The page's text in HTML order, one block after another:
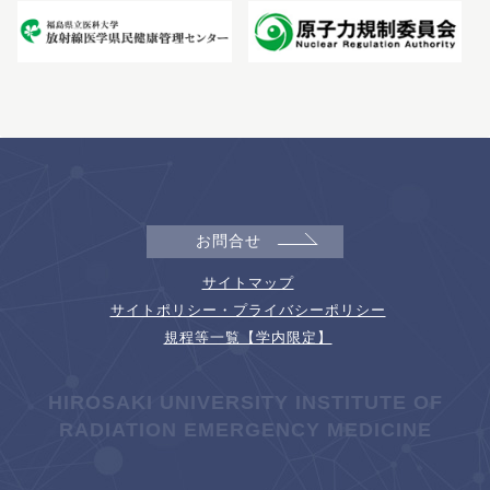
お問合せ
サイトマップ
サイトポリシー・プライバシーポリシー
規程等一覧【学内限定】
HIROSAKI UNIVERSITY INSTITUTE OF
RADIATION EMERGENCY MEDICINE